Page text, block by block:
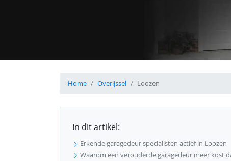
Home Overijssel Loozen
In dit artikel:
Erkende garagedeur specialisten actief in Loozen
Waarom een verouderde garagedeur meer kost